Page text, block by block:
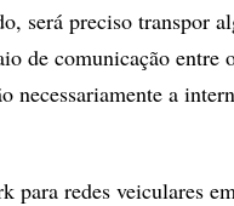
será preciso transpor
de comunicação
necessariamente a
para redes veiculares